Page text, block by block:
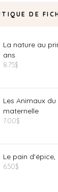
DE
La nature au
ans
8.75$
Les Animaux
maternelle
7.00$
Le pain d'épice,
6.50$